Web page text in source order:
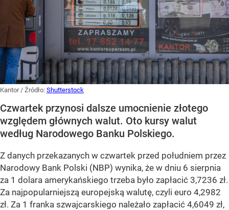
Kantor / Źródło: Shutterstock
Czwartek przynosi dalsze umocnienie złotego
względem głównych walut. Oto kursy walut
według Narodowego Banku Polskiego.
Z danych przekazanych w czwartek przed południem przez
Narodowy Bank Polski (NBP) wynika, że w dniu 6 sierpnia
za 1 dolara amerykańskiego trzeba było zapłacić 3,7236 zł.
Za najpopularniejszą europejską walutę, czyli euro 4,2982
zł. Za 1 franka szwajcarskiego należało zapłacić 4,6049 zł,